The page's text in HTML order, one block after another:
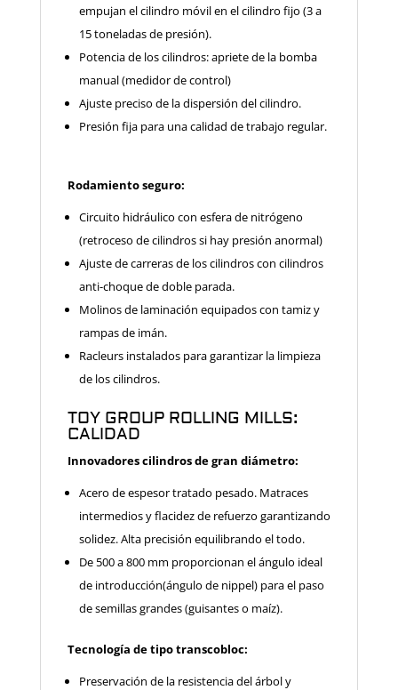
empujan el cilindro móvil en el cilindro fijo (3 a
15 toneladas de presión).
Potencia de los cilindros: apriete de la bomba
manual (medidor de control)
Ajuste preciso de la dispersión del cilindro.
Presión fija para una calidad de trabajo regular.
Rodamiento seguro:
Circuito hidráulico con esfera de nitrógeno
(retroceso de cilindros si hay presión anormal)
Ajuste de carreras de los cilindros con cilindros
anti-choque de doble parada.
Molinos de laminación equipados con tamiz y
rampas de imán.
Racleurs instalados para garantizar la limpieza
de los cilindros.
TOY GROUP ROLLING MILLS:
CALIDAD
Innovadores cilindros de gran diámetro:
Acero de espesor tratado pesado. Matraces
intermedios y flacidez de refuerzo garantizando
solidez. Alta precisión equilibrando el todo.
De 500 a 800 mm proporcionan el ángulo ideal
de introducción(ángulo de nippel) para el paso
de semillas grandes (guisantes o maíz).
Tecnología de tipo transcobloc:
Preservación de la resistencia del árbol y